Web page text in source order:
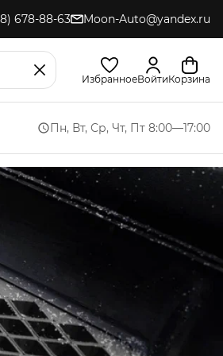
678-88-63 Moon-Auto@yandex.ru
ИзбранноеВойтиКорзина
Пн, Вт, Ср, Чт, Пт 8:00—17:00